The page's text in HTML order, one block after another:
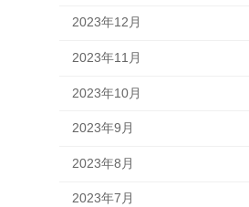
2023年12月
2023年11月
2023年10月
2023年9月
2023年8月
2023年7月